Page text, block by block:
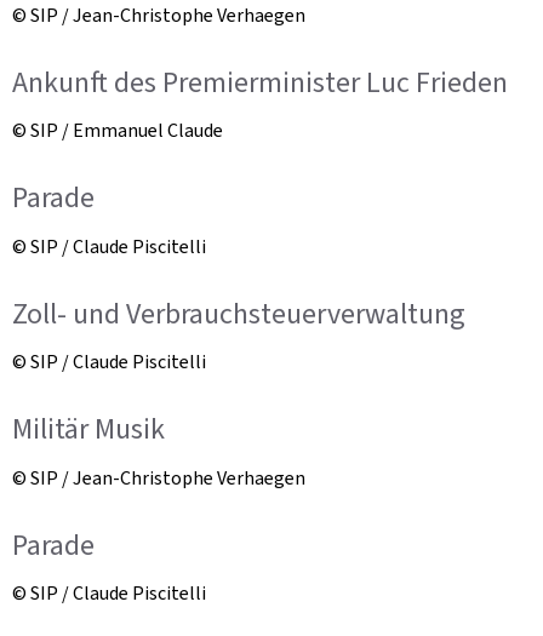
© SIP / Jean-Christophe Verhaegen
Ankunft des Premierminister Luc Frieden
© SIP / Emmanuel Claude
Parade
© SIP / Claude Piscitelli
Zoll- und Verbrauchsteuerverwaltung
© SIP / Claude Piscitelli
Militär Musik
© SIP / Jean-Christophe Verhaegen
Parade
© SIP / Claude Piscitelli